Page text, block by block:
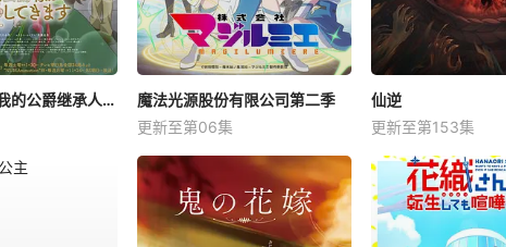
说了不打算爱我的公爵继承人，不知为何对我宠爱有加
魔法光源股份有限公司第二季
更新至第06集
仙逆
更新至第153集